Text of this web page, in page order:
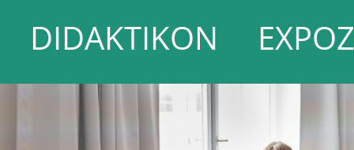
DIDAKTIKON